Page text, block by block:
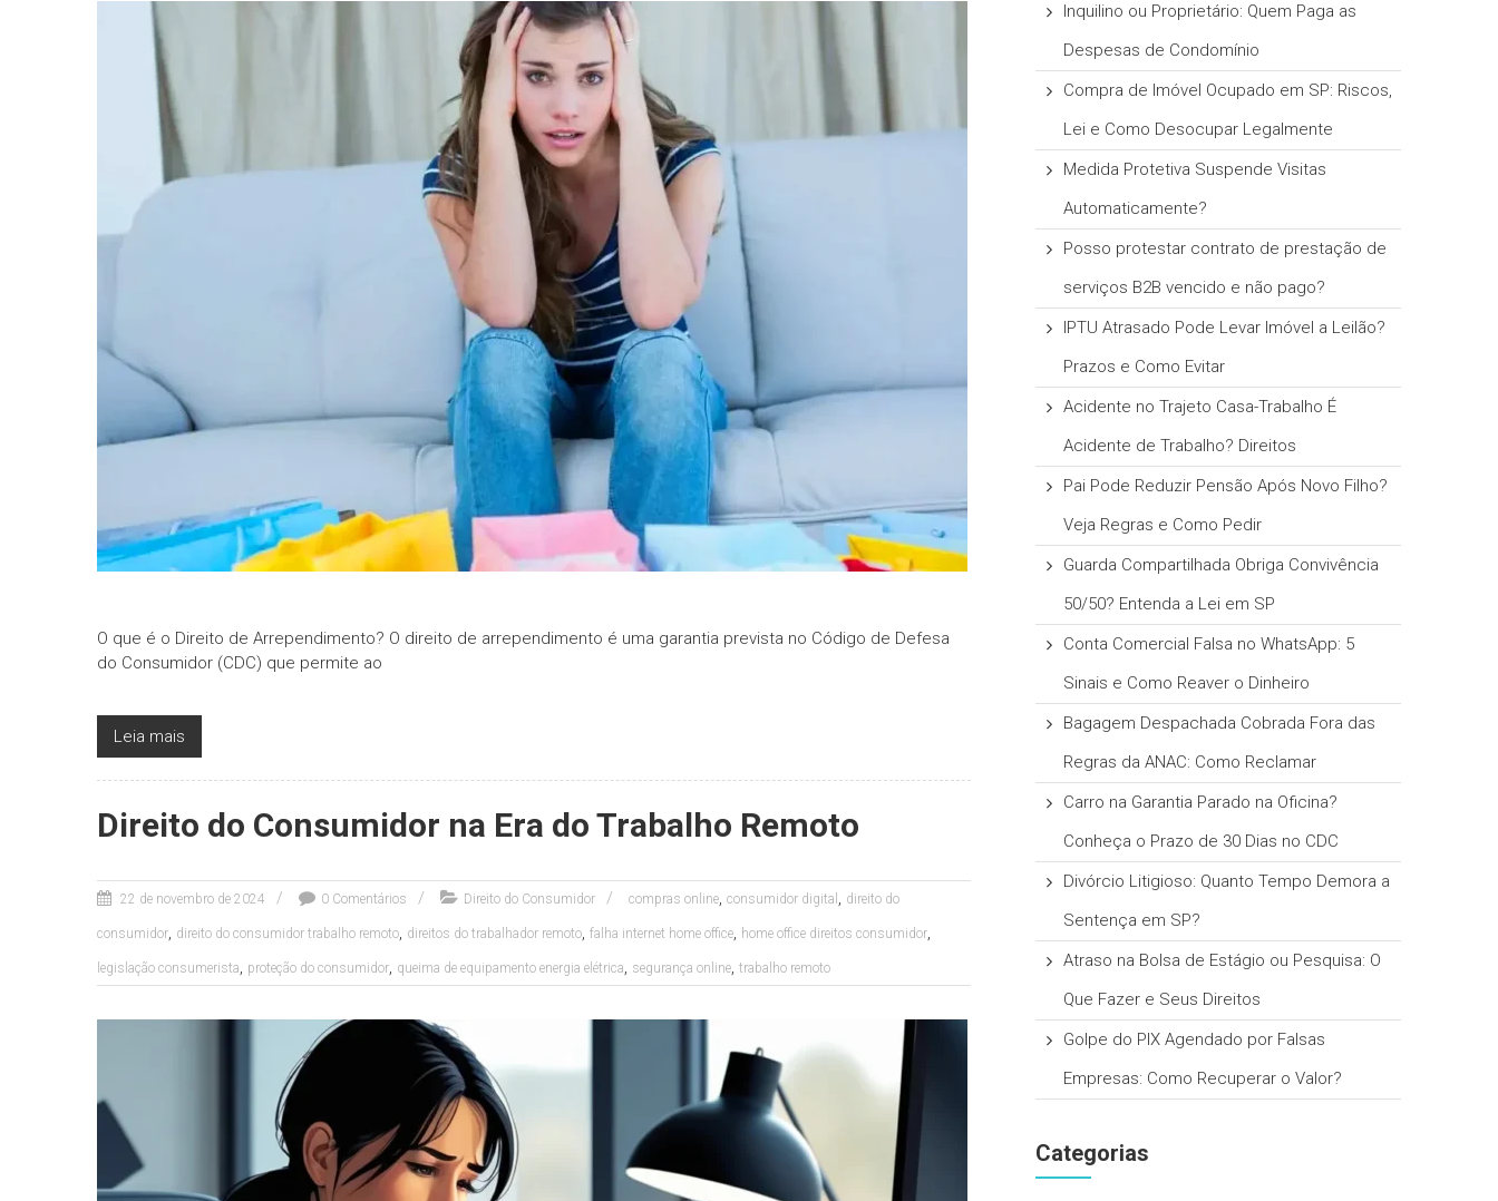
informe-nos
necessidade.
O que é o Direito de Arrependimento? O direito de arrependimento é uma garantia prevista no Código de Defesa
do Consumidor (CDC) que permite ao
Leia mais
Direito do Consumidor na Era do Trabalho Remoto
22 de novembro de 2024 0 Comentários Direito do Consumidor compras online, consumidor digital , direito do
consumidor, direito do consumidor trabalho remoto, direitos do trabalhador remoto, falha internet home office, home office direitos consumidor,
legislação consumerista, proteção do consumidor, queima de equipamento energia elétrica, segurança online, trabalho remoto
Inquilino ou Proprietário: Quem Paga as
Despesas de Condomínio
Compra de Imóvel Ocupado em SP: Riscos,
Lei e Como Desocupar Legalmente
Medida Protetiva Suspende Visitas
Automaticamente?
Posso protestar contrato de prestação de
serviços B2B vencido e não pago?
IPTU Atrasado Pode Levar Imóvel a Leilão?
Prazos e Como Evitar
Acidente no Trajeto Casa-Trabalho É
Acidente de Trabalho? Direitos
Pai Pode Reduzir Pensão Após Novo Filho?
Veja Regras e Como Pedir
Guarda Compartilhada Obriga Convivência
50/50? Entenda a Lei em SP
Conta Comercial Falsa no WhatsApp: 5
Sinais e Como Reaver o Dinheiro
Bagagem Despachada Cobrada Fora das
Regras da ANAC: Como Reclamar
Carro na Garantia Parado na Oficina?
Conheça o Prazo de 30 Dias no CDC
Divórcio Litigioso: Quanto Tempo Demora a
Sentença em SP?
Atraso na Bolsa de Estágio ou Pesquisa: O
Que Fazer e Seus Direitos
Golpe do PIX Agendado por Falsas
Empresas: Como Recuperar o Valor?
Categorias